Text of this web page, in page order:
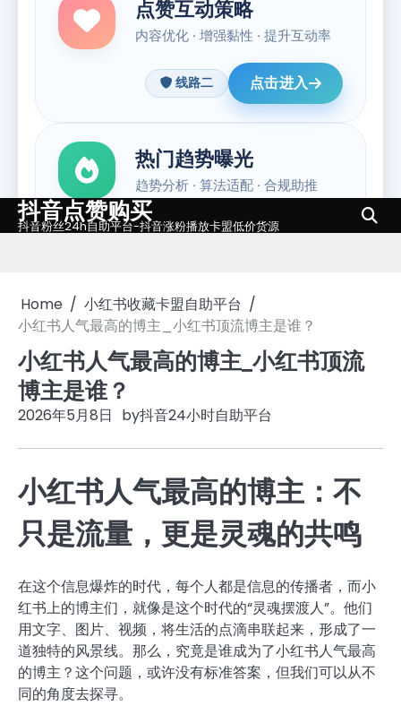
Skip
to
抖音点赞购买
抖音粉丝24h自助平台-抖音涨粉播放卡盟低价货源
Home
小红书收藏卡盟自助平台
小红书人气最高的博主_小红书顶流博主是谁？
小红书人气最高的博主_小红书顶流
博主是谁？
2026年5月8日 by抖音24小时自助平台
小红书人气最高的博主：不
只是流量，更是灵魂的共鸣
在这个信息爆炸的时代，每个人都是信息的传播者，而小
红书上的博主们，就像是这个时代的“灵魂摆渡人”。他们
用文字、图片、视频，将生活的点滴串联起来，形成了一
道独特的风景线。那么，究竟是谁成为了小红书人气最高
的博主？这个问题，或许没有标准答案，但我们可以从不
同的角度去探寻。